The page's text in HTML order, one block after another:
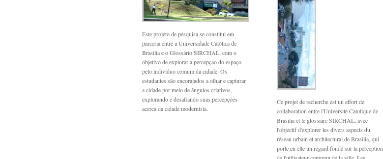
Este projeto de pesquisa se constitui em
parceria entre a Universidade Católica de
Brasilia e o Glossário SIRCHAL, com o
objetivo de explorar a percepçao do espaço
pelo indivíduo comum da cidade. Os
estudantes são encorajados a olhar e capturar
a cidade por meio de ângulos criativos,
explorando e desafiando suas percepções
acerca da cidade modernista.
Ce projet de recherche est un effort de
collaboration entre l'Université Catolique de
Brasilia et le glossaire SIRCHAL, avec
l'objectif d'explorer les divers aspects du
réseau urbain et architectural de Brasilia, qui
porte en elle un regard fondé sur la perception